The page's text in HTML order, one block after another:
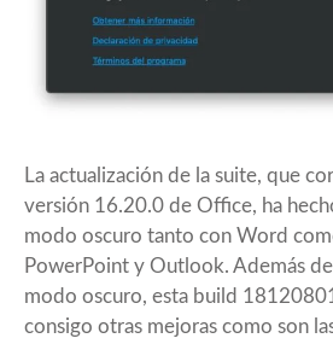
La actualización de la suite, que
versión 16.20.0 de Office, ha
modo oscuro tanto con Word
PowerPoint y Outlook. Además
modo oscuro, esta build
consigo otras mejoras como son